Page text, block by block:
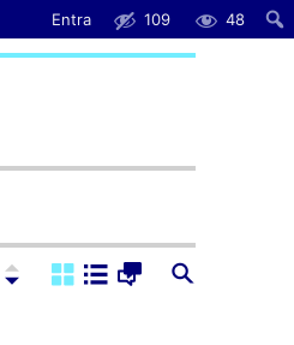
Entra 109 48
Ordre: Descendent